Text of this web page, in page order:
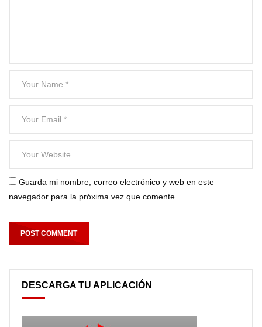
Guarda mi nombre, correo electrónico y web en este
navegador para la próxima vez que comente.
DESCARGA TU APLICACIÓN